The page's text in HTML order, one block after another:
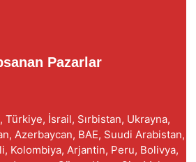
Pazarlar
Türkiye, İsrail, Sırbistan, Ukrayna,
Azerbaycan, BAE, Suudi Arabistan,
Kolombiya, Arjantin, Peru, Bolivya,